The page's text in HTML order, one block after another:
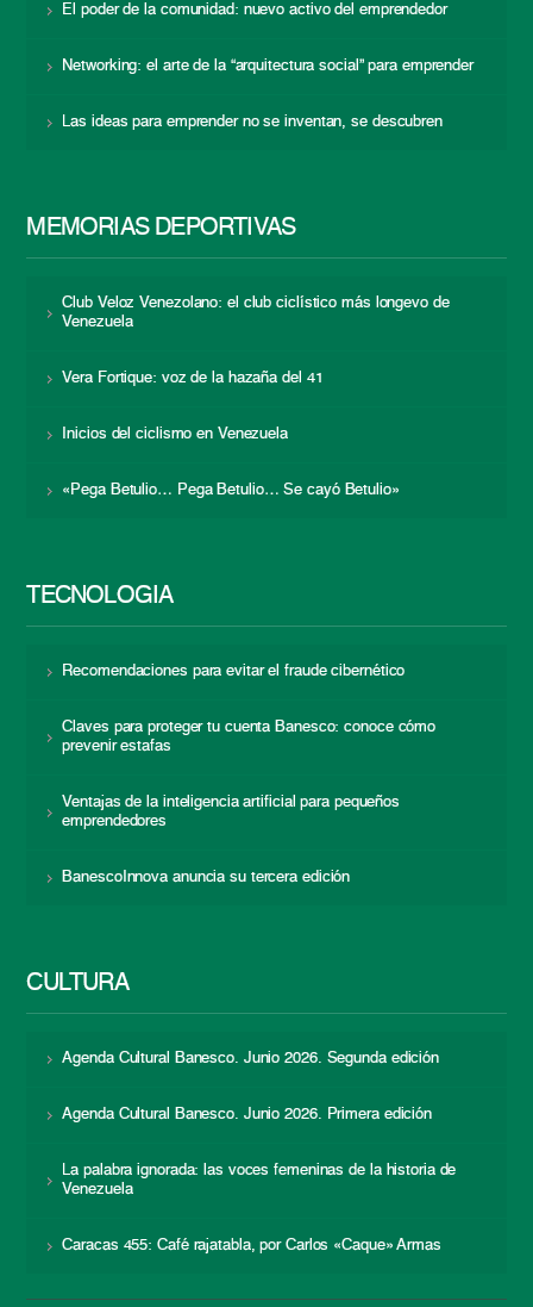
El poder de la comunidad: nuevo activo del emprendedor
Networking: el arte de la “arquitectura social” para emprender
Las ideas para emprender no se inventan, se descubren
MEMORIAS DEPORTIVAS
Club Veloz Venezolano: el club ciclístico más longevo de
Venezuela
Vera Fortique: voz de la hazaña del 41
Inicios del ciclismo en Venezuela
«Pega Betulio… Pega Betulio… Se cayó Betulio»
TECNOLOGÍA
Recomendaciones para evitar el fraude cibernético
Claves para proteger tu cuenta Banesco: conoce cómo
prevenir estafas
Ventajas de la inteligencia artificial para pequeños
emprendedores
BanescoInnova anuncia su tercera edición
CULTURA
Agenda Cultural Banesco. Junio 2026. Segunda edición
Agenda Cultural Banesco. Junio 2026. Primera edición
La palabra ignorada: las voces femeninas de la historia de
Venezuela
Caracas 455: Café rajatabla, por Carlos «Caque» Armas